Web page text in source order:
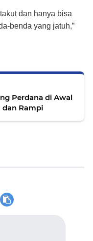
dan hanya bisa
benda yang jatuh,”
Perdana di Awal
dan Rampi